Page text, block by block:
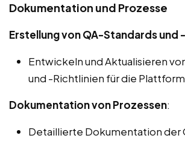
Dokumentation und Prozesse
Erstellung von QA-Standards und
Entwickeln und Aktualisieren
und -Richtlinien für die
Dokumentation von Prozessen:
Detaillierte Dokumentation der